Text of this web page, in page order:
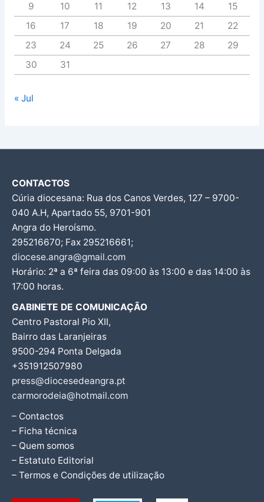
9
10 11 12 13 14
15
16
17 18 19 20 21
22
23
24 25 26 27 28
29
30
31
« Jul
CONTACTOS
Cúria diocesana: Rua dos Canos Verdes, 127 – 9700-
040 A.H, Apartado 55, 9701-901
Angra do Heroísmo.
295216670; Fax 295216661;
diocese.angra@gmail.com
Horário: 2ª a 6ª feira das 09:00 às 13:00 e das 14:00 às
17:00 horas.
GABINETE DE COMUNICAÇÃO
Centro Pastoral Pio XII,
Bairro das Laranjeiras
9500-294 Ponta Delgada
+351912507980
press@diocesedeangra.pt
carmorodeia@hotmail.com
– Contactos
– Ficha técnica
– Quem somos
– Estatuto Editorial
– Termos e Condições de utilização